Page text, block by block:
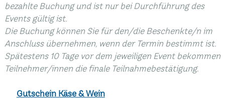
bezahlte Buchung und ist nur bei Durchführung des
Events gültig ist.
Die Buchung können Sie für den/die Beschenkte/n im
Anschluss übernehmen, wenn der Termin bestimmt ist.
Spätestens 10 Tage vor dem jeweiligen Event bekommen
Teilnehmer/innen die finale Teilnahmebestätigung.
Gutschein Käse & Wein